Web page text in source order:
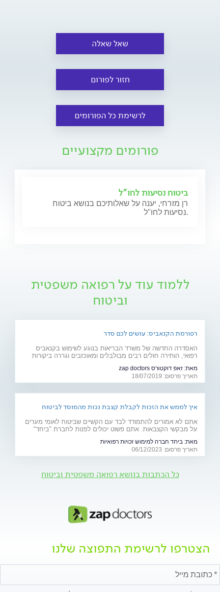
שאל שאלה
חזור לפורום
לרשימת כל הפורומים
פורומים מקצועיים
ביטוח נסיעות לחו"ל
רן מזרחי, יענה על שאלותיכם בנושא ביטוח
נסיעות לחו"ל.
ללמוד עוד על רפואה משפטית
וביטוח
רפורמת הקנאביס: עושים לכם סדר
האסדרה החדשה של משרד הבריאות בנוגע לשימוש בקנאביס
רפואי, הותירה חולים רבים מבולבלים ומאוכזבים וגררה ביקורות
להתמצאות ברזי הרפורמה
מאת: זאפ דוקטורס zap doctors
תאריך פרסום: 18/07/2019
איך לממש את הזכות לקבלת קצבת נכות מהמוסד לביטוח
אתם לא אמורים להתמודד לבד עם הקשיים שביטוח לאומי מערים
על מבקשי הקצבאות. אתם פשוט יכולים לפנות לחברת "ביחד"
הרפואיות שלכם וישיג את הקצבה המיוחלת
מאת: ביחד חברה למימוש זכויות רפואיות
תאריך פרסום: 06/12/2023
כל הכתבות בנושא רפואה משפטית וביטוח
הצטרפו לרשימת התפוצה שלנו